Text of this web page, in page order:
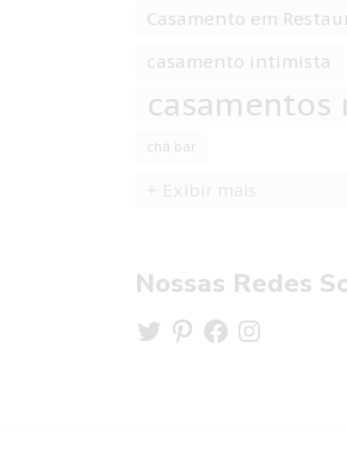
Casamento em
casamento intimista
casamentos
chá bar
Nossas Redes